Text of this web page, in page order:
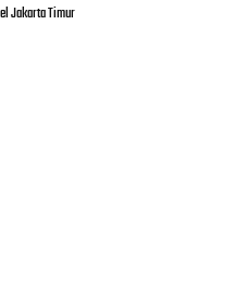
Jakarta Timur